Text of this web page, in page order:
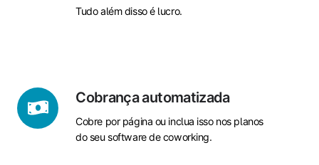
Tudo além disso é lucro.
em
um
espaço
Cobrança automatizada
Cobre por página ou inclua isso nos planos
do seu software de coworking.
Cobrança
automatizada